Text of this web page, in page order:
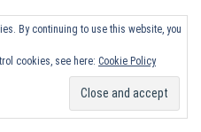
By continuing to use this website, you
cookies, see here: Cookie Policy